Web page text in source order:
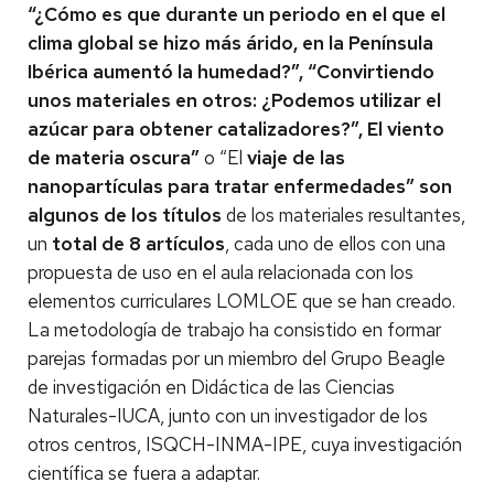
“¿Cómo es que durante un periodo en el que el
clima global se hizo más árido, en la Península
Ibérica aumentó la humedad?”, “Convirtiendo
unos materiales en otros: ¿Podemos utilizar el
azúcar para obtener catalizadores?”, El viento
de materia oscura”o “El viaje de las
nanopartículas para tratar enfermedades” son
algunos de los títulos de los materiales resultantes,
un total de 8 artículos, cada uno de ellos con una
propuesta de uso en el aula relacionada con los
elementos curriculares LOMLOE que se han creado.
La metodología de trabajo ha consistido en formar
parejas formadas por un miembro del Grupo Beagle
de investigación en Didáctica de las Ciencias
Naturales-IUCA, junto con un investigador de los
otros centros, ISQCH-INMA-IPE, cuya investigación
científica se fuera a adaptar.